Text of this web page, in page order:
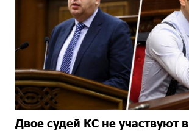
Двое судей КС не участвуют в